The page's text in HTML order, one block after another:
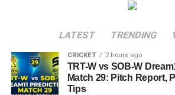
LATEST TRENDING
CRICKET 2 hours ago
TRT-W vs SOB-W
Match 29: Pitch Report,
Tips